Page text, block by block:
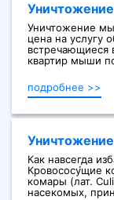
Уничтожение
цена на услугу
встречающиеся
квартир мыши
подробнее >>
Как навсегда
Кровососу́щие
комары (лат.
насекомых,